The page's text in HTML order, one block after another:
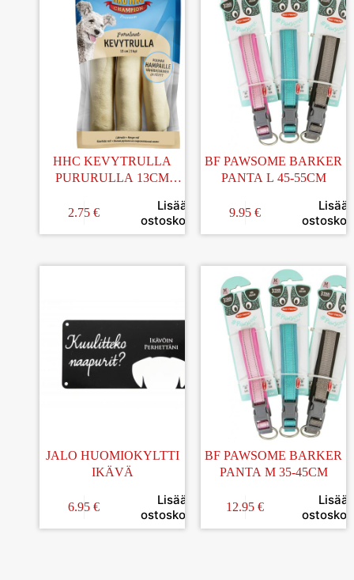
HHC KEVYTRULLA
PURURULLA 13CM
2.75 €
Lisää
ostoskoriin
BF PAWSOME BARKER
PANTA L 45-55CM
9.95 €
Lisää
JALO HUOMIOKYLTTI
IKÄVÄ
6.95 €
Lisää
ostoskoriin
BF PAWSOME BARKER
PANTA M 35-45CM
12.95 €
Lisää